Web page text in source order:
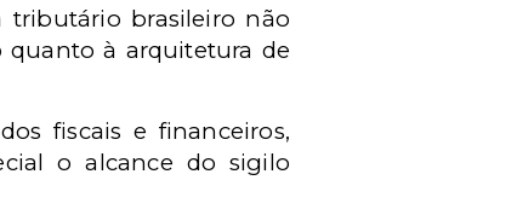
tributário brasileiro não
quanto à arquitetura de
fiscais e financeiros,
o alcance do sigilo